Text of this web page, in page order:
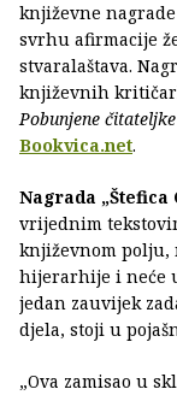
književne nagrade
svrhu afirmacije
stvaralaštava.
književnih
Pobunjene čitateljke
Bookvica.net.
Nagrada „Štefica
vrijednim
književnom polju,
hijerarhije i neće
jedan zauvijek
djela, stoji u
„Ova zamisao u